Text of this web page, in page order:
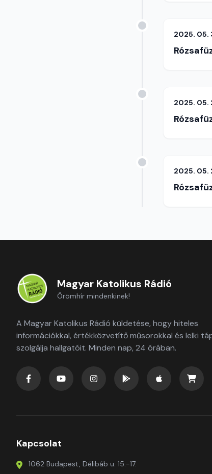
2025. 05.
2025. 05.
2025. 05.
Magyar Katolikus Rádió
Örömhír mindenkinek!
A Magyar Katolikus Rádió küldetése, hogy hiteles
információkkal, értékközvetítő műsorokkal és lelki
szolgálja hallgatóit. Minden nap, 24 órában.
Kapcsolat
1062 Budapest, Délibáb u. 15.-17.